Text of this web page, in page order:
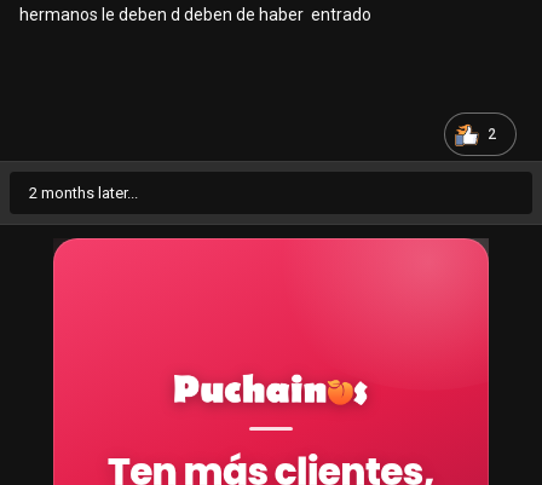
hermanos le deben d deben de haber entrado
2
2 months later...